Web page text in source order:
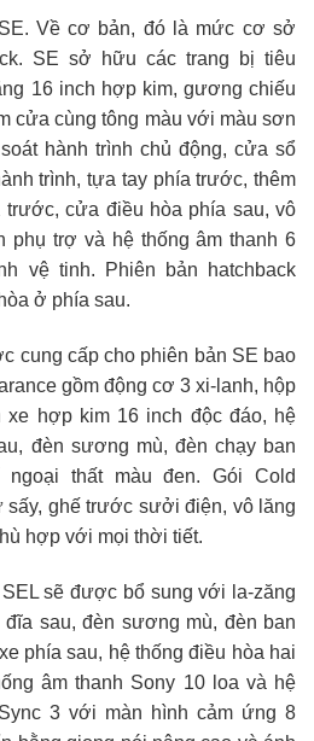
Về cơ bản, đó là mức cơ sở
SE sở hữu các trang bị tiêu
16 inch hợp kim, gương chiếu
cửa cùng tông màu với màu sơn
hành trình chủ động, cửa sổ
trình, tựa tay phía trước, thêm
cửa điều hòa phía sau, vô
phụ trợ và hệ thống âm thanh 6
vệ tinh. Phiên bản hatchback
ở phía sau.
cung cấp cho phiên bản SE bao
gồm động cơ 3 xi-lanh, hộp
hợp kim 16 inch độc đáo, hệ
đèn sương mù, đèn chạy ban
thất màu đen. Gói Cold
sấy, ghế trước sưởi điện, vô lăng
hợp với mọi thời tiết.
sẽ được bổ sung với la-zăng
sau, đèn sương mù, đèn ban
phía sau, hệ thống điều hòa hai
âm thanh Sony 10 loa và hệ
3 với màn hình cảm ứng 8